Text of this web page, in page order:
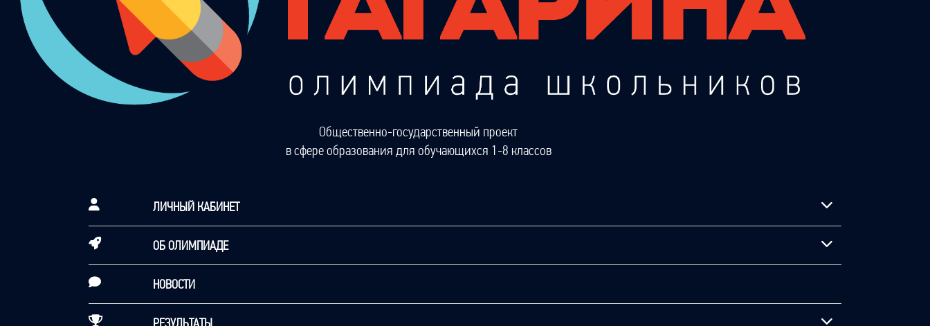
Общественно-государственный проект
в сфере образования для обучающихся 1-8 классов
ЛИЧНЫЙ КАБИНЕТ
ОБ ОЛИМПИАДЕ
НОВОСТИ